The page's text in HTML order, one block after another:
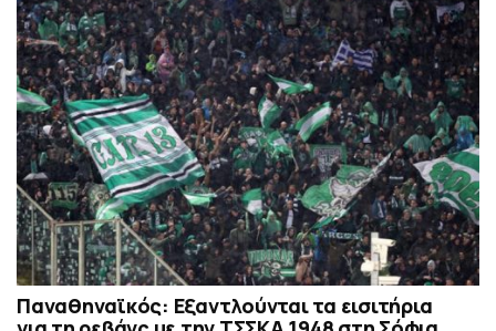
Παναθηναϊκός: Εξαντλούνται τα εισιτήρια